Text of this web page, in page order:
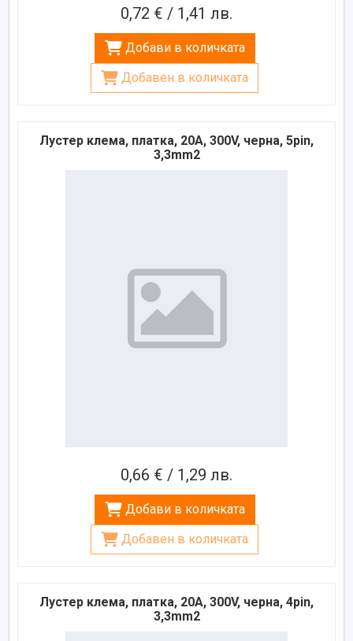
0,72 € / 1,41 лв.
Добави в количката
Добавен в количката
Лустер клема, платка, 20A, 300V, черна, 5pin,
3,3mm2
0,66 € / 1,29 лв.
Добави в количката
Добавен в количката
Лустер клема, платка, 20A, 300V, черна, 4pin,
3,3mm2